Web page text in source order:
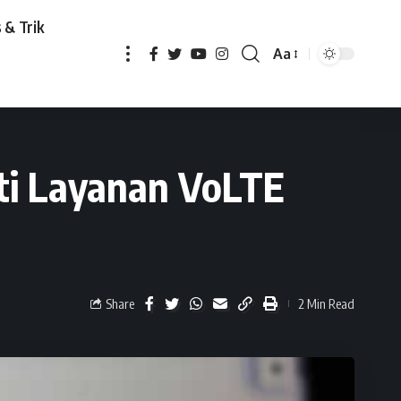
& Trik
Aa
Layanan VoLTE
Share 2 Min Read